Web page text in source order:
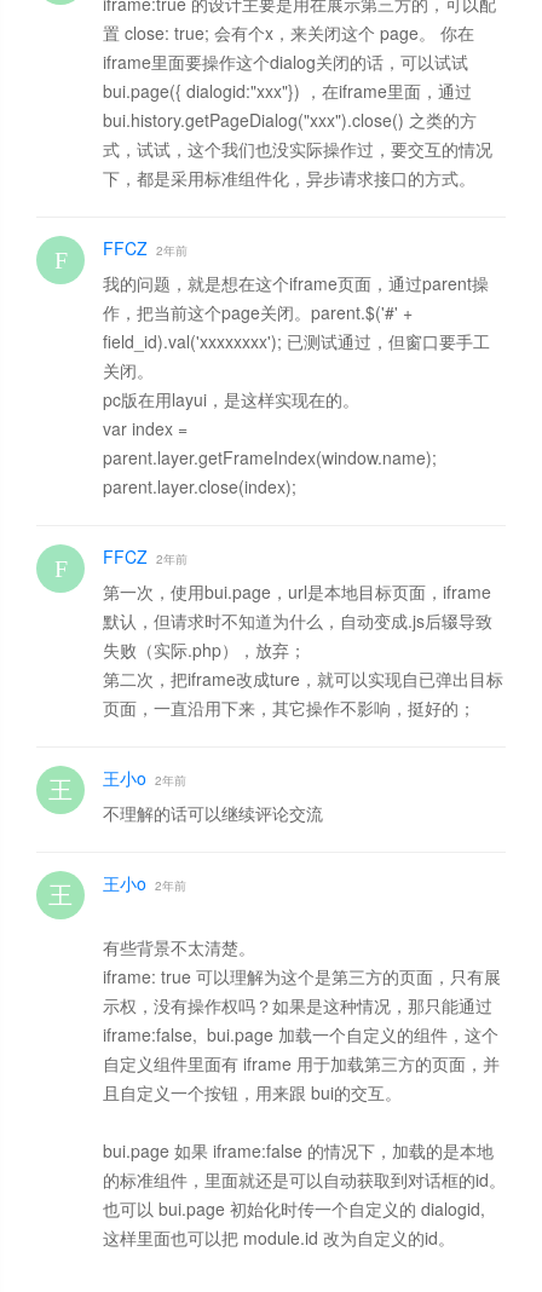
置 close: true; 会有个x，来关闭这个 page。 你在
iframe里面要操作这个dialog关闭的话，可以试试
bui.page({ dialogid:"xxx"}) ，在iframe里面，通过
bui.history.getPageDialog("xxx").close() 之类的方
式，试试，这个我们也没实际操作过，要交互的情况
下，都是采用标准组件化，异步请求接口的方式。
FFCZ 2年前
我的问题，就是想在这个iframe页面，通过parent操
作，把当前这个page关闭。parent.$('#' +
field_id).val('xxxxxxxx'); 已测试通过，但窗口要手工
关闭。
pc版在用layui，是这样实现在的。
var index =
parent.layer.getFrameIndex(window.name);
parent.layer.close(index);
FFCZ 2年前
第一次，使用bui.page，url是本地目标页面，iframe
默认，但请求时不知道为什么，自动变成.js后辍导致
失败（实际.php），放弃；
第二次，把iframe改成ture，就可以实现自已弹出目标
页面，一直沿用下来，其它操作不影响，挺好的；
王小o 2年前
不理解的话可以继续评论交流
王小o 2年前
有些背景不太清楚。
iframe: true 可以理解为这个是第三方的页面，只有展
示权，没有操作权吗？如果是这种情况，那只能通过
iframe:false, bui.page 加载一个自定义的组件，这个
自定义组件里面有 iframe 用于加载第三方的页面，并
且自定义一个按钮，用来跟 bui的交互。
bui.page 如果 iframe:false 的情况下，加载的是本地
的标准组件，里面就还是可以自动获取到对话框的id。
也可以 bui.page 初始化时传一个自定义的 dialogid,
这样里面也可以把 module.id 改为自定义的id。